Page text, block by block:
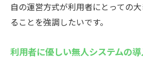
自の運営方式が利用者にとっての
ることを強調したいです。
利用者に優しい無人システムの